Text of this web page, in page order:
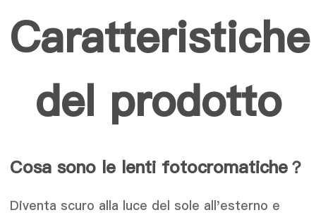
Caratteristiche
del prodotto
Cosa sono le lenti fotocromatiche ？
Diventa scuro alla luce del sole all'esterno e